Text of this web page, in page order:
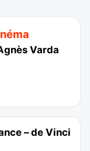
Varda
– de Vinci